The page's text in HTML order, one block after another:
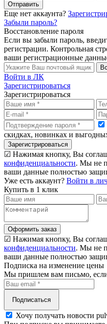
Отправить
Еще нет аккаунта?
Забыли пароль?
Восстановление пароля
Если вы забыли пароль,
регистрации. Контрольная
ваши регистрационные
Войти в ЛК
Зарегистрироваться
Зарегистрироваться
скидках, новинках и
Зарегистрироваться
☑ Нажимая кнопку, Вы
конфиденциальности. Мы не
ваши данные полностью
Уже есть аккаунт? Войти в
Купить в 1 клик
Оформить заказ
☑ Нажимая кнопку, Вы
конфиденциальности. Мы не
ваши данные полностью
Подписка на изменение цены
Мы пришлем вам письмо, если
Подписаться
Хочу получать новости